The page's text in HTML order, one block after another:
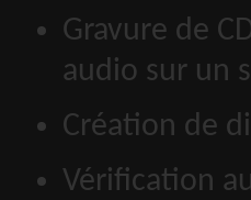
Gravure de
audio sur un
Création de
Vérification